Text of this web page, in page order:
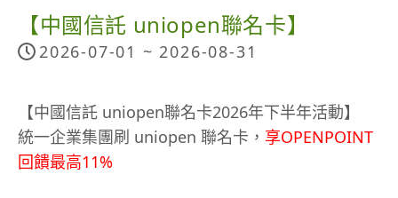
當我們進行超過2~3小時的長時間耐力運動，例如爬
山、長泳、騎單車、打球，可以交替補充運動飲
料，或是果汁、水，例如，礦泉水、海洋深層水，
2026/7/27 (一) 至7/31 (五) 為當月最後一週 ，優惠
券僅可使用至7/31 (五)
每週優惠券數量有限，領完為止；且優惠折抵名額
優惠券即將額滿時，領取頁面將顯示「兌換滿額預
告」；若名額已滿，LINE Pay 刷卡頁面將顯示「優
惠券已額滿」提示。
【中國信託 uniopen聯名卡】
2026-07-01 ~ 2026-08-31
【中國信託 uniopen聯名卡2026年下半年活動】
統一企業集團刷 uniopen 聯名卡， 享OPENPOINT
回饋最高11%